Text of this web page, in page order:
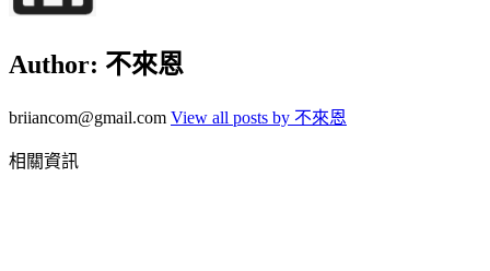
Author: 不來恩
briiancom@gmail.com View all posts by 不來恩
相關資訊